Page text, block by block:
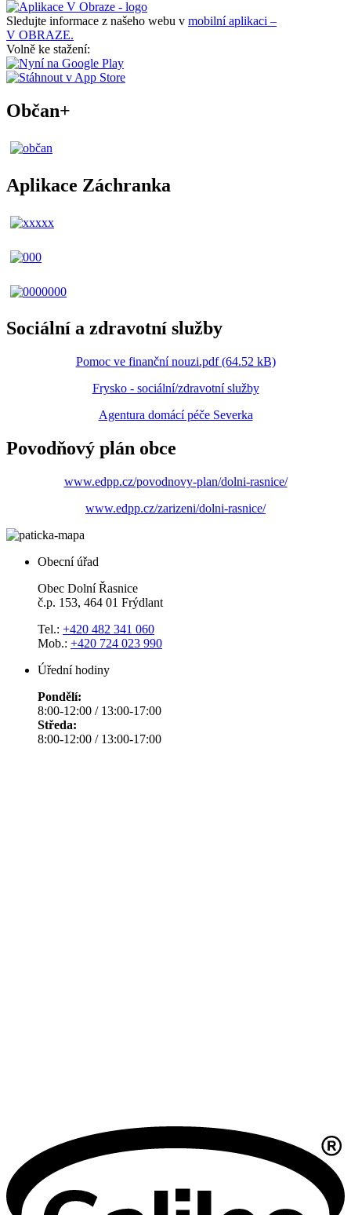
Sledujte informace z našeho webu v mobilní aplikaci –
V OBRAZE.
Volně ke stažení:
Občan+
Aplikace Záchranka
Sociální a zdravotní služby
Pomoc ve finanční nouzi.pdf (64.52 kB)
Frysko - sociální/zdravotní služby
Agentura domácí péče Severka
Povodňový plán obce
www.edpp.cz/povodnovy-plan/dolni-rasnice/
www.edpp.cz/zarizeni/dolni-rasnice/
Obecní úřad
Obec Dolní Řasnice
č.p. 153, 464 01 Frýdlant
Tel.: +420 482 341 060
Mob.: +420 724 023 990
Úřední hodiny
Pondělí:
8:00-12:00 / 13:00-17:00
Středa:
8:00-12:00 / 13:00-17:00